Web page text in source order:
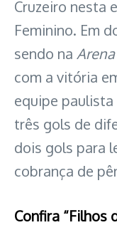
Cruzeiro nesta
Feminino. Em
sendo na
com a vitória
equipe
três gols de
dois gols para
cobrança de
Confira “Filhos